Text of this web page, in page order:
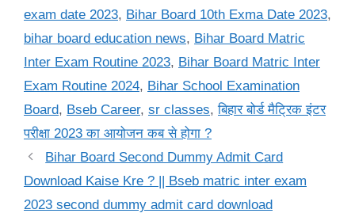
exam date 2023, Bihar Board 10th Exma Date 2023,
bihar board education news, Bihar Board Matric
Inter Exam Routine 2023, Bihar Board Matric Inter
Exam Routine 2024, Bihar School Examination
Board, Bseb Career, sr classes,बिहार बोर्ड मैट्रिक इंटर
परीक्षा 2023 का आयोजन कब से होगा ?
Bihar Board Second Dummy Admit Card
Download Kaise Kre ? || Bseb matric inter exam
2023 second dummy admit card download